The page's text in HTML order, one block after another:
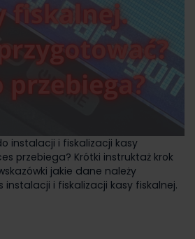
instalacji i fiskalizacji kasy
przebiega? Krótki instruktaż krok
jakie dane należy
instalacji i fiskalizacji kasy fiskalnej.